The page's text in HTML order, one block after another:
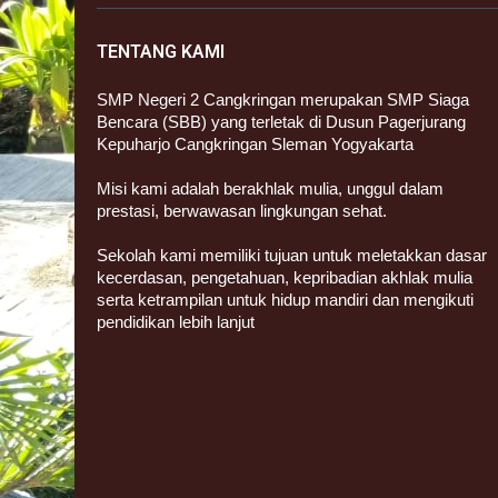
TENTANG KAMI
SMP Negeri 2 Cangkringan merupakan SMP Siaga
Bencara (SBB) yang terletak di Dusun Pagerjurang
Kepuharjo Cangkringan Sleman Yogyakarta
Misi kami adalah berakhlak mulia, unggul dalam
prestasi, berwawasan lingkungan sehat.
Sekolah kami memiliki tujuan untuk meletakkan dasar
kecerdasan, pengetahuan, kepribadian akhlak mulia
serta ketrampilan untuk hidup mandiri dan mengikuti
pendidikan lebih lanjut